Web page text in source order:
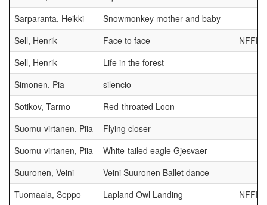
Sarparanta, Heikki
Snowmonkey mother and baby
Sell, Henrik
Face to face
NFFF
Sell, Henrik
Life in the forest
Simonen, Pia
silencio
Sotikov, Tarmo
Red-throated Loon
Suomu-virtanen, Piia
Flying closer
Suomu-virtanen, Piia
White-tailed eagle Gjesvaer
Suuronen, Veini
Veini Suuronen Ballet dance
Tuomaala, Seppo
Lapland Owl Landing
NFFF